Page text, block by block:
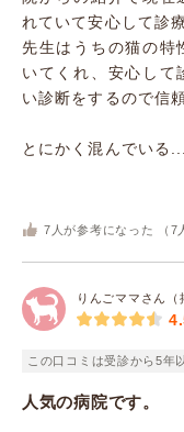
れていて安心して診
先生はうちの猫の特
いてくれ、安心して
い診断をするので信
とにかく混んでいる...
7 人が参考になった （ 7
りんごママさん（
この口コミは受診から5年
人気の病院です。